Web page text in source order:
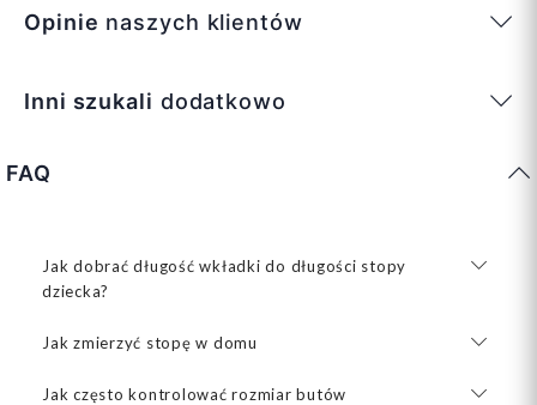
Opinie naszych klientów
Inni szukali dodatkowo
FAQ
Jak dobrać długość wkładki do długości stopy
dziecka?
Jak zmierzyć stopę w domu
Jak często kontrolować rozmiar butów